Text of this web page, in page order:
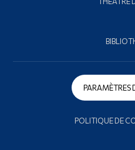
PARAMÈTRES
POLITIQUE DE